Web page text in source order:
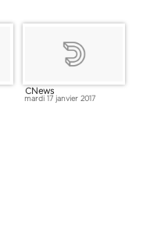
CNews
mardi 17 janvier 2017